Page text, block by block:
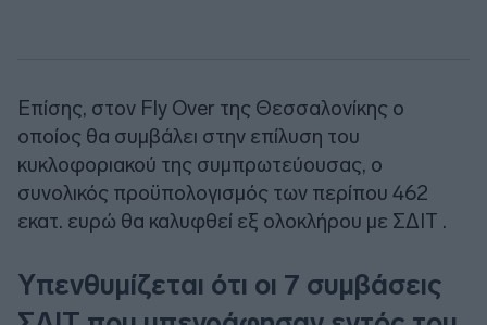
Επίσης, στον Fly Over της Θεσσαλονίκης ο
οποίος θα συμβάλει στην επίλυση του
κυκλοφοριακού της συμπρωτεύουσας, ο
συνολικός προϋπολογισμός των περίπου 462
εκατ. ευρώ θα καλυφθεί εξ ολοκλήρου με ΣΔΙΤ .
Υπενθυμίζεται ότι οι 7 συμβάσεις